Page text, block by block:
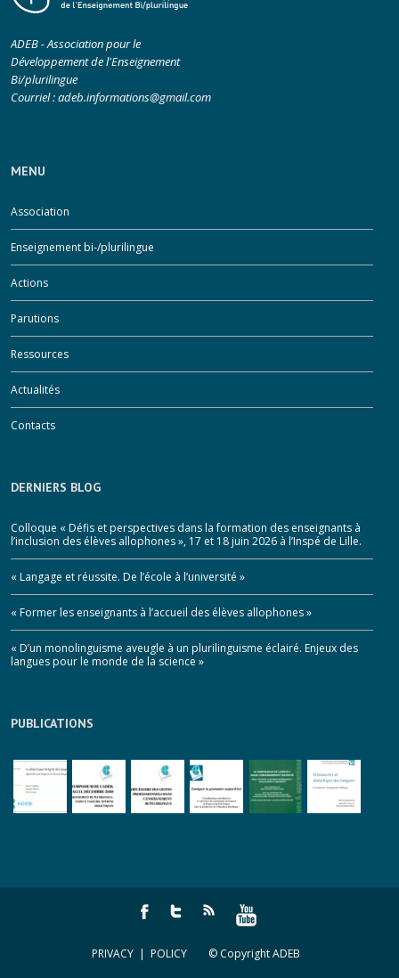
ADEB - Association pour le
Développement de l'Enseignement
Bi/plurilingue
Courriel :adeb.informations@gmail.com
MENU
Association
Enseignement bi-/plurilingue
Actions
Parutions
Ressources
Actualités
Contacts
DERNIERS BLOG
Colloque « Défis et perspectives dans la formation des enseignants à
l’inclusion des élèves allophones », 17 et 18 juin 2026 à l’Inspé de Lille.
« Langage et réussite. De l’école à l’université »
« Former les enseignants à l’accueil des élèves allophones »
« D’un monolinguisme aveugle à un plurilinguisme éclairé. Enjeux des
langues pour le monde de la science »
PUBLICATIONS
PRIVACY| POLICY© Copyright ADEB